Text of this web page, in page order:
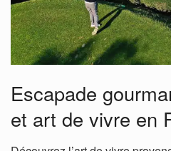
Escapade
et art de vivre en